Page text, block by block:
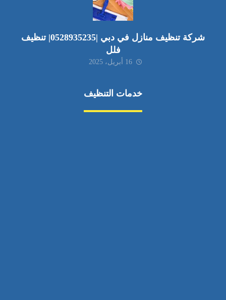
شركة تنظيف منازل في دبي |0528935235| تنظيف
فلل
16 أبريل، 2025
خدمات التنظيف